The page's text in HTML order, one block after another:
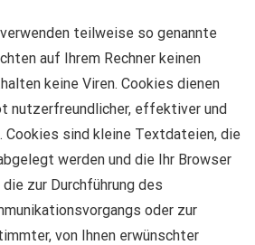
teilweise so genannte
auf Ihrem Rechner keinen
keine Viren. Cookies dienen
nutzerfreundlicher, effektiver und
Cookies sind kleine Textdateien, die
werden und die Ihr Browser
zur Durchführung des
oder zur
von Ihnen erwünschter